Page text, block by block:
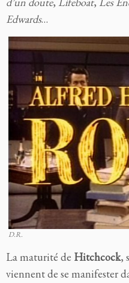
Edwards…
D.R.
La maturité de Hitchcock,
viennent de se manifester